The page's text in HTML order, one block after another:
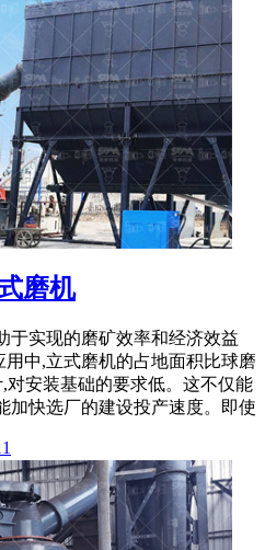
磨机
于实现的磨矿效率和经济效益
中,立式磨机的占地面积比球磨
对安装基础的要求低。这不仅能
加快选厂的建设投产速度。即使